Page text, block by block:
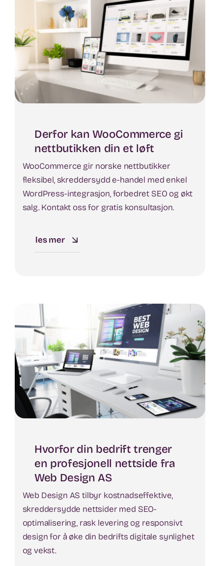
Derfor kan WooCommerce gi
nettbutikken din et løft
WooCommerce gir norske nettbutikker
fleksibel, skreddersydd e-handel med enkel
WordPress-integrasjon, forbedret SEO og økt
salg. Kontakt oss for gratis konsultasjon.
les mer
Hvorfor din bedrift trenger
en profesjonell nettside fra
Web Design AS
Web Design AS tilbyr kostnadseffektive,
skreddersydde nettsider med SEO-
optimalisering, rask levering og responsivt
design for å øke din bedrifts digitale synlighet
og vekst.